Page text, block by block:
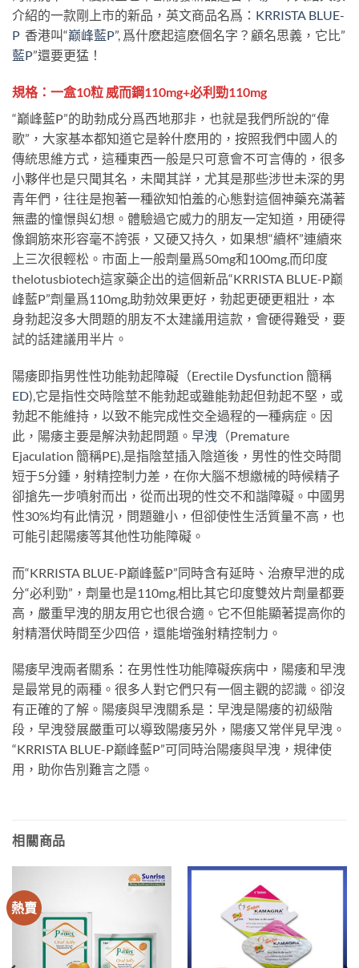
介紹的一款剛上市的新品，英文商品名爲： KRRISTA BLUE-
P 香港叫“巅峰藍P”, 爲什麽起這麽個名字？顧名思義，它比”
藍P”還要更猛！
規格：一盒10粒 威而鋼110mg+必利勁110mg
“巅峰藍P”的助勃成分爲西地那非，也就是我們所說的“偉
歌”，大家基本都知道它是幹什麽用的，按照我們中國人的
傳統思維方式，這種東西一般是只可意會不可言傳的，很多
小夥伴也是只聞其名，未聞其詳，尤其是那些涉世未深的男
青年們，往往是抱著一種欲知怕羞的心態對這個神藥充滿著
無盡的憧憬與幻想。體驗過它威力的朋友一定知道，用硬得
像鋼筋來形容毫不誇張，又硬又持久，如果想“續杯”連續來
上三次很輕松。市面上一般劑量爲50mg和100mg,而印度
thelotusbiotech這家藥企出的這個新品“KRRISTA BLUE-P巅
峰藍P”劑量爲110mg,助勃效果更好，勃起更硬更粗壯，本
身勃起沒多大問題的朋友不太建議用這款，會硬得難受，要
試的話建議用半片。
陽痿即指男性性功能勃起障礙（Erectile Dysfunction 簡稱
ED),它是指性交時陰莖不能勃起或雖能勃起但勃起不堅，或
勃起不能維持，以致不能完成性交全過程的一種病症。因
此，陽痿主要是解決勃起問題。 早洩 （Premature
Ejaculation 簡稱PE),是指陰莖插入陰道後，男性的性交時間
短于5分鍾，射精控制力差，在你大腦不想繳械的時候精子
卻搶先一步噴射而出，從而出現的性交不和諧障礙。中國男
性30%均有此情況，問題雖小，但卻使性生活質量不高，也
可能引起陽痿等其他性功能障礙。
而“KRRISTA BLUE-P巅峰藍P”同時含有延時、治療早泄的成
分“必利勁”，劑量也是110mg,相比其它印度雙效片劑量都要
高，嚴重早洩的朋友用它也很合適。它不但能顯著提高你的
射精潛伏時間至少四倍，還能增強射精控制力。
陽痿早洩兩者關系：在男性性功能障礙疾病中，陽痿和早洩
是最常見的兩種。很多人對它們只有一個主觀的認識。卻沒
有正確的了解。陽痿與早洩關系是：早洩是陽痿的初級階
段，早洩發展嚴重可以導致陽痿另外，陽痿又常伴見早洩。
“KRRISTA BLUE-P巅峰藍P”可同時治陽痿與早洩，規律使
用，助你告別難言之隱。
相關商品
熱賣